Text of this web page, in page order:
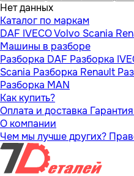
Нет данных
Каталог по маркам
DAF IVECOVolvo Scania
Машины в разборе
Разборка DAF Разборка
Scania Разборка Renault
Разборка MAN
Как купить?
Оплата и доставка
О компании
Чем мы лучше других?